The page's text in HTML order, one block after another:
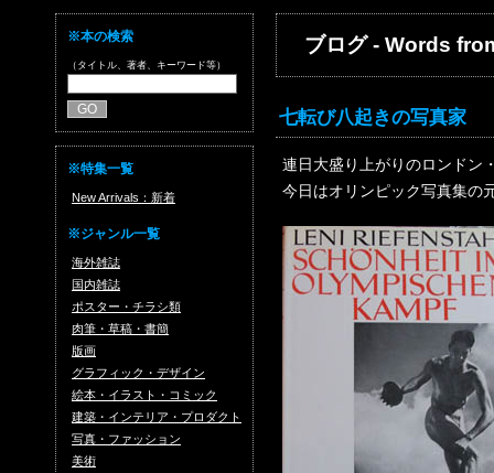
※本の検索
（タイトル、著者、キーワード等）
※特集一覧
New Arrivals：新着
※ジャンル一覧
海外雑誌
国内雑誌
ポスター・チラシ類
肉筆・草稿・書簡
版画
グラフィック・デザイン
絵本・イラスト・コミック
建築・インテリア・プロダクト
写真・ファッション
美術
ブログ - Words
七転び八起きの写真家
連日大盛り上がりのロンドン
今日はオリンピック写真集の